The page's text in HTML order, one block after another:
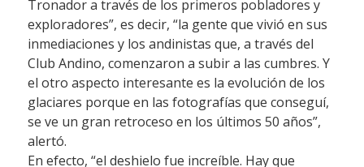
Tronador a través de los primeros pobladores y
exploradores”, es decir, “la gente que vivió en sus
inmediaciones y los andinistas que, a través del
Club Andino, comenzaron a subir a las cumbres. Y
el otro aspecto interesante es la evolución de los
glaciares porque en las fotografías que conseguí,
se ve un gran retroceso en los últimos 50 años”,
alertó.
En efecto, “el deshielo fue increíble. Hay que